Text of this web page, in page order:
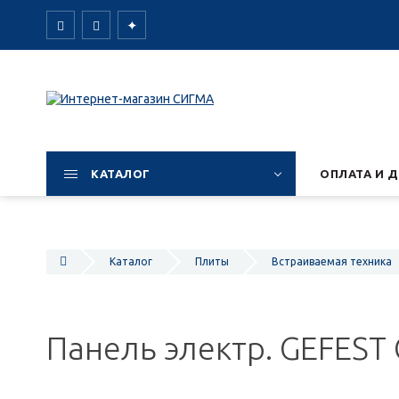
✦
КАТАЛОГ ОПЛАТА И
Каталог Плиты Встраиваемая техника
Панель электр.